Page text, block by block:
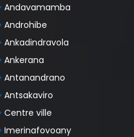
Andavamamba
Androhibe
Ankadindravola
Ankerana
Antanandrano
Antsakaviro
Centre ville
Imerinafovoany